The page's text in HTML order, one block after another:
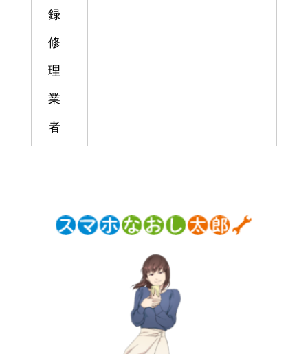
録
修
理
業
者